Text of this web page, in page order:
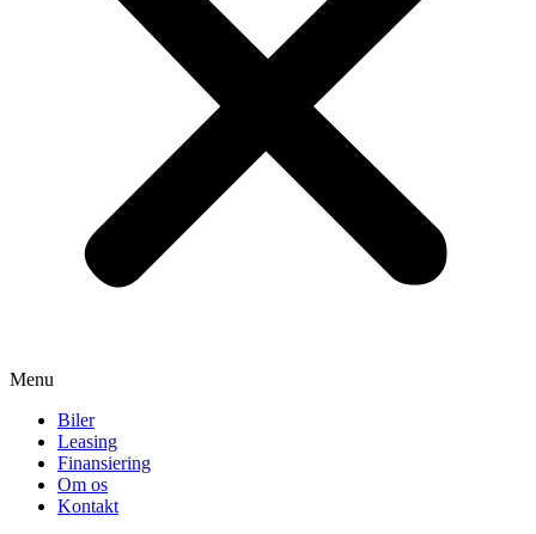
Menu
Biler
Leasing
Finansiering
Om os
Kontakt